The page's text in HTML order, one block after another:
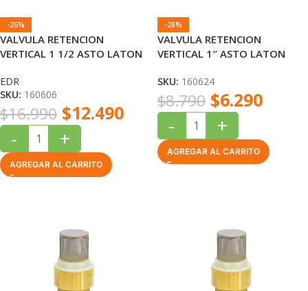
-26%
VALVULA RETENCION
VERTICAL 1 1/2 ASTO LATON
EDR
SKU: 160606
$16.990 $12.490
- +
AGREGAR AL CARRITO
-28%
VALVULA RETENCION
VERTICAL 1″ ASTO LATON
SKU: 160624
$8.790 $6.290
- +
AGREGAR AL CARRITO